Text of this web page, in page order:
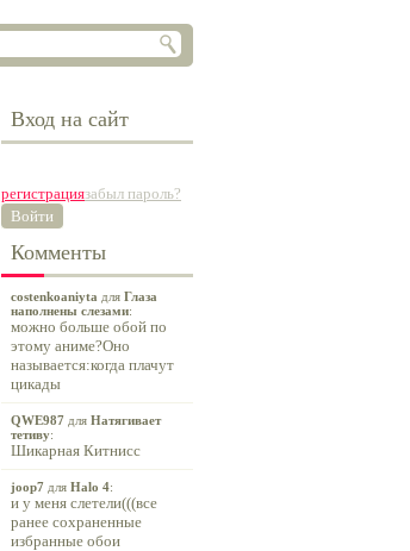
Вход на сайт
регистрациязабыл пароль?
Войти
Комменты
costenkoaniyta для Глаза
наполнены слезами:
можно больше обой по
этому аниме?Оно
называется:когда плачут
цикады
QWE987 для Натягивает
тетиву:
Шикарная Китнисс
joop7 для Halo 4:
и у меня слетели(((все
ранее сохраненные
избранные обои